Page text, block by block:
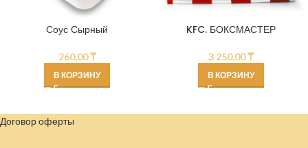
Соус Сырный
260,00₸
В КОРЗИНУ
KFC. БОКСМАСТЕР
3 250,00₸
В КОРЗИНУ
Договор оферты